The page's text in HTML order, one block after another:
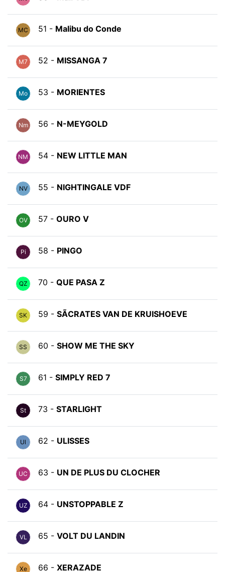
MC 51 - Malibu do Conde
M7 52 - MISSANGA 7
Mo 53 - MORIENTES
Nm 56 - N-MEYGOLD
NM 54 - NEW LITTLE MAN
NV 55 - NIGHTINGALE VDF
OV 57 - OURO V
Pi 58 - PINGO
QZ 70 - QUE PASA Z
SK 59 - SÃCRATES VAN DE KRUISHOEVE
SS 60 - SHOW ME THE SKY
S7 61 - SIMPLY RED 7
St 73 - STARLIGHT
Ul 62 - ULISSES
UC 63 - UN DE PLUS DU CLOCHER
UZ 64 - UNSTOPPABLE Z
VL 65 - VOLT DU LANDIN
Xe 66 - XERAZADE